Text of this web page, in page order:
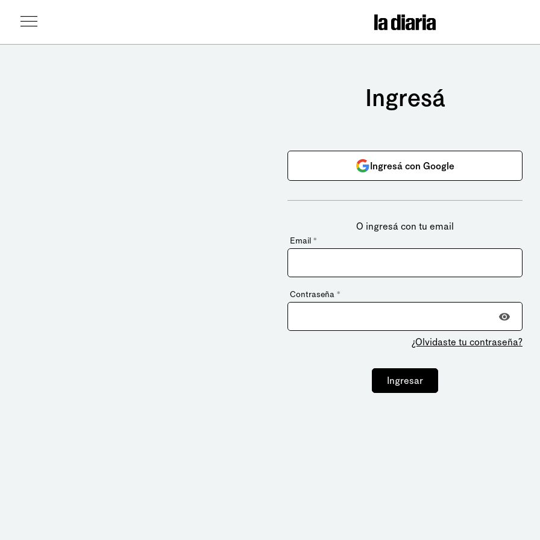
Ingresá
Ingresá con Google
O ingresá con tu email
Email *
Contraseña *
¿Olvidaste tu contraseña?
Ingresar